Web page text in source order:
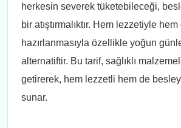
herkesin severek tüketebileceği,
bir atıştırmalıktır. Hem lezzetiyle hem
hazırlanmasıyla özellikle yoğun
alternatiftir. Bu tarif, sağlıklı
getirerek, hem lezzetli hem de
sunar.